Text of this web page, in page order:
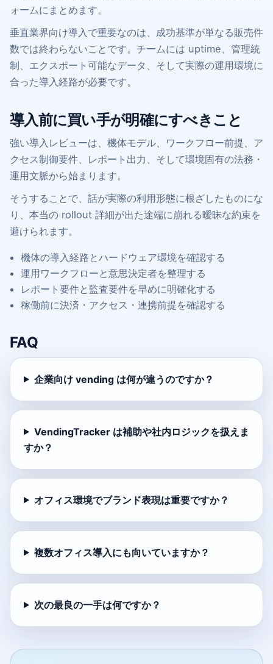
ォームにまとめます。
垂直業界向け導入で重要なのは、成功基準が単なる販売件
数では終わらないことです。チームには uptime、管理統
制、エクスポート可能なデータ、そして実際の運用環境に
合った導入経路が必要です。
導入前に買い手が明確にすべきこと
強い導入レビューは、機体モデル、ワークフロー前提、ア
クセス制御要件、レポート出力、そして環境固有の法務・
運用文脈から始まります。
そうすることで、話が実際の利用形態に根ざしたものにな
り、本当の rollout 詳細が出た途端に崩れる曖昧な約束を
避けられます。
機体の導入経路とハードウェア環境を確認する
運用ワークフローと意思決定者を整理する
レポート要件と監査要件を早めに明確化する
稼働前に決済・アクセス・連携前提を確認する
FAQ
企業向け vending は何が違うのですか？
VendingTracker は補助や社内ロジックを扱えま
すか？
オフィス環境でブランド表現は重要ですか？
複数オフィス導入にも向いていますか？
次の最良の一手は何ですか？